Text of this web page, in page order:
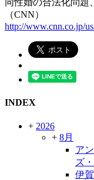
同性婚の合法化問
（CNN）
http://www.cnn.co.jp/
INDEX
+ 2026
+ 8月
ア
ズ
伊